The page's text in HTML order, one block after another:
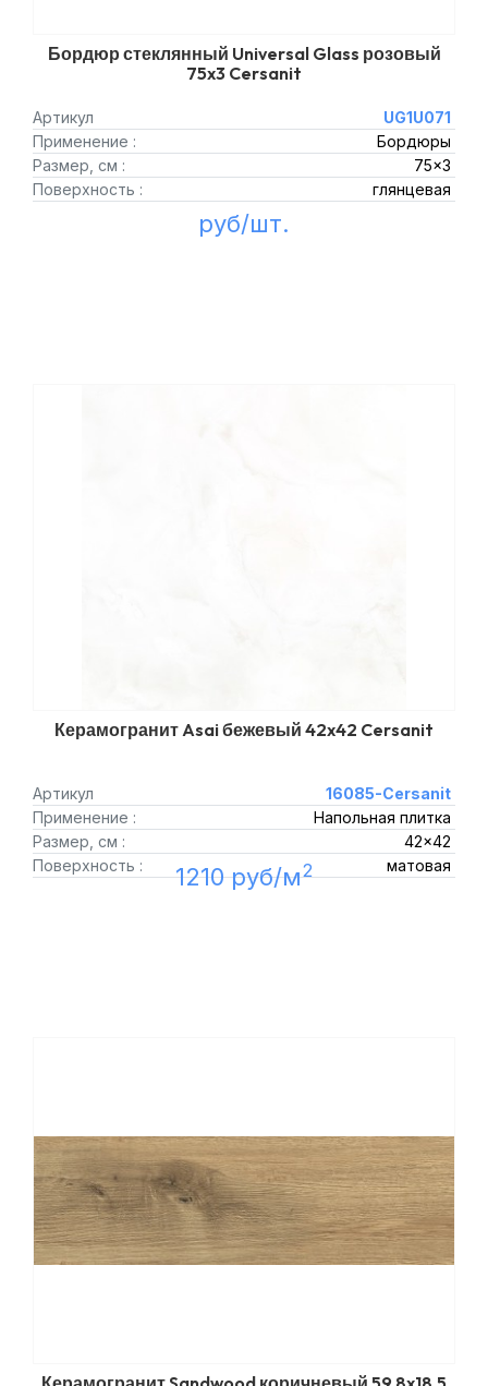
Бордюр стеклянный Universal Glass розовый
75x3 Cersanit
Артикул
UG1U071
Применение :
Бордюры
Размер, см :
75x3
Поверхность :
глянцевая
руб/шт.
Керамогранит Asai бежевый 42x42 Cersanit
Артикул
16085-Cersanit
Применение :
Напольная плитка
Размер, см :
42x42
Поверхность :
матовая
1210 руб/м2